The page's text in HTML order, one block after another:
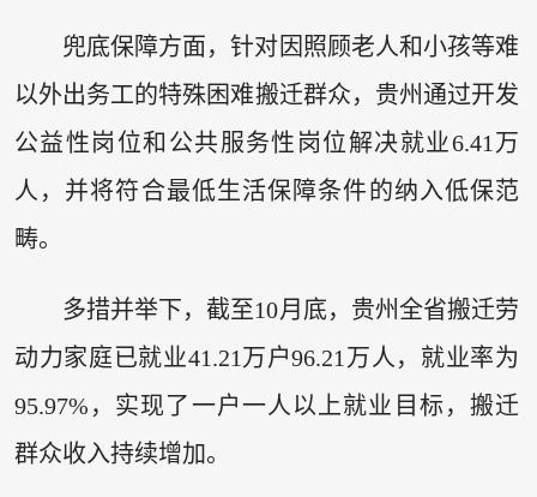
兜底保障方面，针对因照顾老人和小孩等难
以外出务工的特殊困难搬迁群众，贵州通过开发
公益性岗位和公共服务性岗位解决就业6.41万
人，并将符合最低生活保障条件的纳入低保范
畴。
多措并举下，截至10月底，贵州全省搬迁劳
动力家庭已就业41.21万户96.21万人，就业率为
95.97%，实现了一户一人以上就业目标，搬迁
群众收入持续增加。